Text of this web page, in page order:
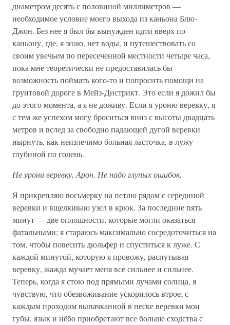
диаметром десять с половиной миллиметров —
необходимое условие моего выхода из каньона Блю-
Джон. Без нее я был бы вынужден идти вверх по
каньону, где, я знаю, нет воды, и путешествовать со
своим увечьем по пересеченной местности четыре часа,
пока мне теоретически не предоставилась бы
возможность поймать кого-то и попросить помощи на
грунтовой дороге в Мейз-Дистрикт. Это если я дожил бы
до этого момента, а я не доживу. Если я уроню веревку, я
с тем же успехом могу броситься вниз с высоты двадцать
метров и вслед за свободно падающей дугой веревки
нырнуть, как неизлечимо больная ласточка, в лужу
глубиной по голень.
Не урони веревку, Арон. Не надо глупых ошибок.
Я прикрепляю восьмерку на петлю рядом с серединой
веревки и вщелкиваю узел в крюк. За последние пять
минут — две оплошности, которые могли оказаться
фатальными; я стараюсь максимально сосредоточиться на
том, чтобы повесить дюльфер и спуститься к луже. С
каждой минутой, которую я провожу, распутывая
веревку, жажда мучает меня все сильнее и сильнее.
Теперь, когда я стою под прямыми лучами солнца, я
чувствую, что обезвоживание ускорилось втрое; с
каждым проходом выпачканной в песке веревки мои
губы, язык и нёбо приобретают все больше сходства с